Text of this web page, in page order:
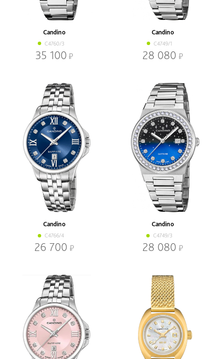
В наличии
Браслет
Диаметр, мм
Candino
C4760/3
35 100
Candino
C4749/1
28 080
Candino
C4766/4
26 700
Candino
C4749/3
28 080